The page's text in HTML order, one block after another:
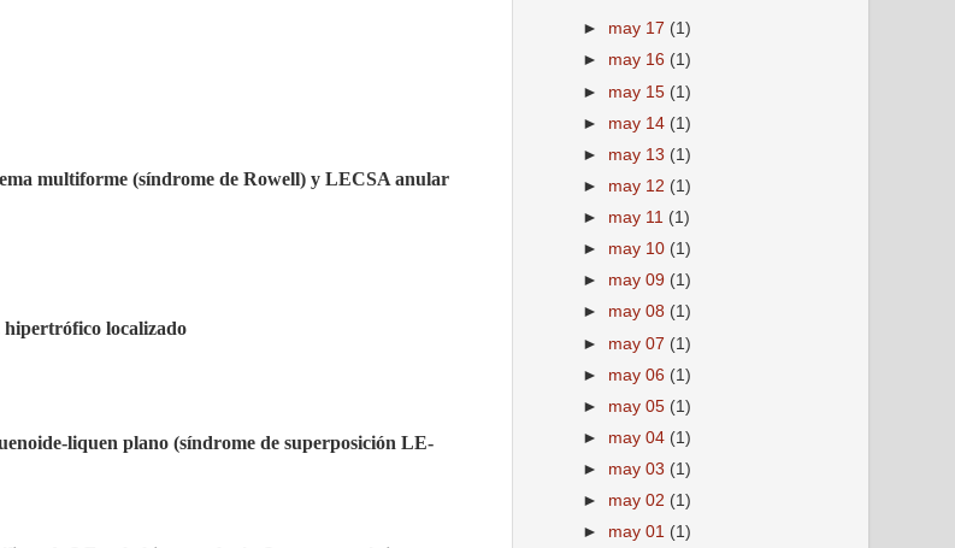
multiforme (síndrome de Rowell) y LECSA anular
hipertrófico localizado
liquen plano (síndrome de superposición LE-
► may 17 (1)
► may 16 (1)
► may 15 (1)
► may 14 (1)
► may 13 (1)
► may 12 (1)
► may 11 (1)
► may 10 (1)
► may 09 (1)
► may 08 (1)
► may 07 (1)
► may 06 (1)
► may 05 (1)
► may 04 (1)
► may 03 (1)
► may 02 (1)
► may 01 (1)